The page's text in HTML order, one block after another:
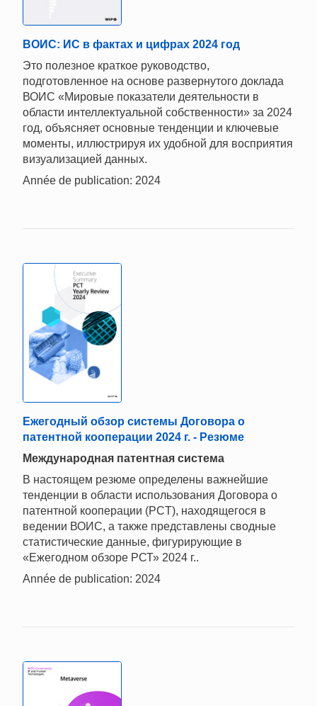
ВОИС: ИС в фактах и цифрах 2024 год
Это полезное краткое руководство,
подготовленное на основе развернутого доклада
ВОИС «Мировые показатели деятельности в
области интеллектуальной собственности» за 2024
год, объясняет основные тенденции и ключевые
моменты, иллюстрируя их удобной для восприятия
визуализацией данных.
Année de publication: 2024
Ежегодный обзор системы Договора о
патентной кооперации 2024 г. - Резюме
Mеждународная патентная система
В настоящем резюме определены важнейшие
тенденции в области использования Договора о
патентной кооперации (PCT), находящегося в
ведении ВОИС, а также представлены сводные
статистические данные, фигурирующие в
«Ежегодном обзоре РСТ» 2024 г..
Année de publication: 2024